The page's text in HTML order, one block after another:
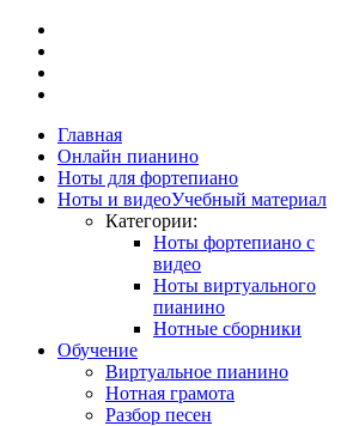
Главная
Онлайн пианино
Ноты для фортепиано
Ноты и видеоУчебный материал
Категории:
Ноты фортепиано с
видео
Ноты виртуального
пианино
Нотные сборники
Обучение
Виртуальное пианино
Нотная грамота
Разбор песен